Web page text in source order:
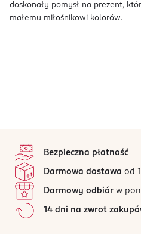
doskonały pomysł na prezent,
małemu miłośnikowi kolorów.
Bezpieczna płatność
Darmowa dostawa od
Darmowy odbiór w
14 dni na zwrot